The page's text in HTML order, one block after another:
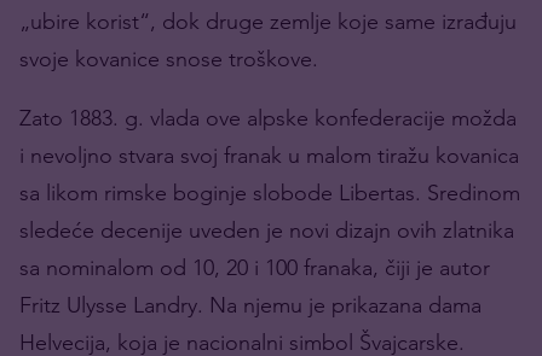
„ubire korist“, dok druge zemlje koje same izrađuju
svoje kovanice snose troškove.
Zato 1883. g. vlada ove alpske konfederacije možda
i nevoljno stvara svoj franak u malom tiražu kovanica
sa likom rimske boginje slobode Libertas. Sredinom
sledeće decenije uveden je novi dizajn ovih zlatnika
sa nominalom od 10, 20 i 100 franaka, čiji je autor
Fritz Ulysse Landry. Na njemu je prikazana dama
Helvecija, koja je nacionalni simbol Švajcarske.